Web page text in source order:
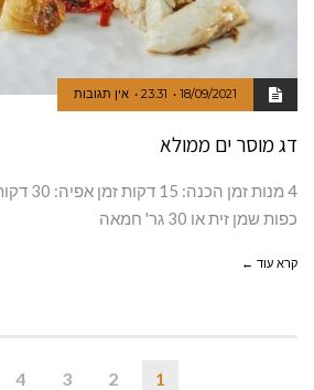
18/09/2021
23:31 אין תגובות
דג מוסר ים ממולא
כפות שמן זית או 30 גר' חמאה
קרא עוד ←
1
2
3
4